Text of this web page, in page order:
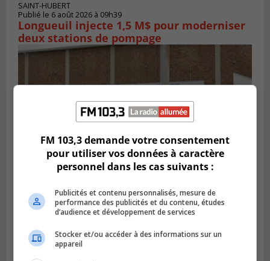
SAINT-HUBERT
Publié le 6 août 2026 à 09h39
Longueuil injecte 1,5 M$ pour moderniser
deux stations de pompage
LA PRAIRIE
Publié le 5 août 2026 à 11h59
La Prairie loue des espaces de glace
jusqu’en avril 2027
FM 103,3 demande votre consentement
pour utiliser vos données à caractère
personnel dans les cas suivants :
Publicités et contenu personnalisés, mesure de
performance des publicités et du contenu, études
d’audience et développement de services
Stocker et/ou accéder à des informations sur un
appareil